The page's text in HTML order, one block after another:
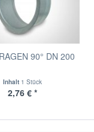
90° DN 200
Inhalt 1 Stück
2,76 € *